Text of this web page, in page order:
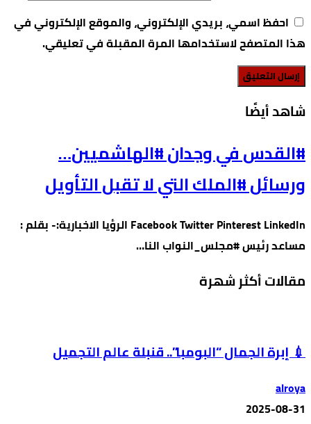
احفظ اسمي، بريدي الإلكتروني، والموقع الإلكتروني في
هذا المتصفح لاستخدامها المرة المقبلة في تعليقي.
‫شاهد أيضًا‬
#القدس في وجدان #الهاشميين…
ورسائل #الملك التي لا تقبل التأويل
Facebook Twitter Pinterest LinkedIn الرؤيا الاخبارية:- بقلم :
مساعد رئيس #مجلس_النواب النا…
مقالات أكثر شهرة
💉 إبرة الجمال “البومبا”.. قنبلة عالم التجميل
alroya
2025-08-31